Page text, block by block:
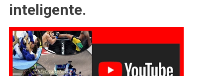
Assen;
Volta
inteligente.